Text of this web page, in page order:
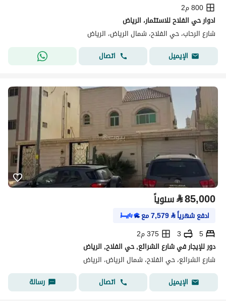
800 م2
ادوار حي الفلاح للاستثمار، الرياض
شارع الرحاب، حي الفلاح، شمال الرياض، الرياض
الإيميل
اتصال
⃁85,000 سنوياً
ادفع شهرياً⃁
7,579مع
5
3
375 م2
دور للإيجار في شارع الشرائع, حي الفلاح, الرياض
شارع الشرائع، حي الفلاح، شمال الرياض، الرياض
الإيميل
اتصال رسالة